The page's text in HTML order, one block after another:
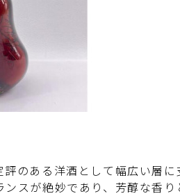
のある洋酒として幅広い層
スが絶妙であり、芳醇な香り